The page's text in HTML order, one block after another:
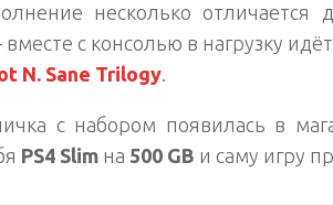
несколько отличается
с консолью в нагрузку
N. Sane Trilogy.
с набором появилась в
PS4 Slim на 500 GB и саму игру